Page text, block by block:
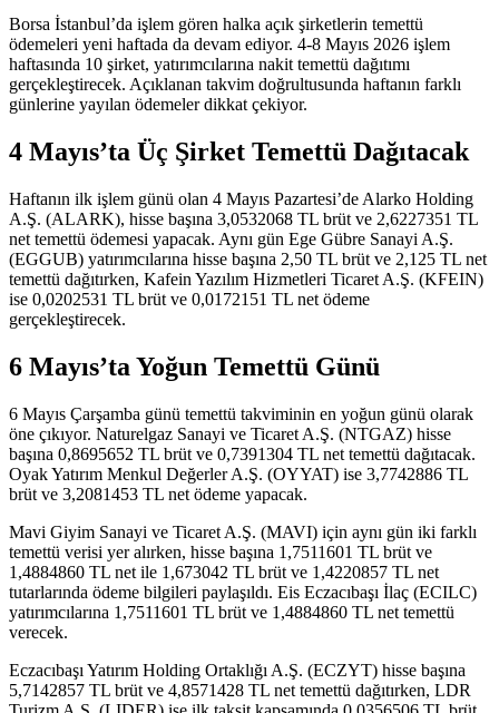
Borsa İstanbul’da işlem gören halka açık şirketlerin temettü
ödemeleri yeni haftada da devam ediyor. 4-8 Mayıs 2026 işlem
haftasında 10 şirket, yatırımcılarına nakit temettü dağıtımı
gerçekleştirecek. Açıklanan takvim doğrultusunda haftanın farklı
günlerine yayılan ödemeler dikkat çekiyor.
4 Mayıs’ta Üç Şirket Temettü Dağıtacak
Haftanın ilk işlem günü olan 4 Mayıs Pazartesi’de Alarko Holding
A.Ş. (ALARK), hisse başına 3,0532068 TL brüt ve 2,6227351 TL
net temettü ödemesi yapacak. Aynı gün Ege Gübre Sanayi A.Ş.
(EGGUB) yatırımcılarına hisse başına 2,50 TL brüt ve 2,125 TL net
temettü dağıtırken, Kafein Yazılım Hizmetleri Ticaret A.Ş. (KFEIN)
ise 0,0202531 TL brüt ve 0,0172151 TL net ödeme
gerçekleştirecek.
6 Mayıs’ta Yoğun Temettü Günü
6 Mayıs Çarşamba günü temettü takviminin en yoğun günü olarak
öne çıkıyor. Naturelgaz Sanayi ve Ticaret A.Ş. (NTGAZ) hisse
başına 0,8695652 TL brüt ve 0,7391304 TL net temettü dağıtacak.
Oyak Yatırım Menkul Değerler A.Ş. (OYYAT) ise 3,7742886 TL
brüt ve 3,2081453 TL net ödeme yapacak.
Mavi Giyim Sanayi ve Ticaret A.Ş. (MAVI) için aynı gün iki farklı
temettü verisi yer alırken, hisse başına 1,7511601 TL brüt ve
1,4884860 TL net ile 1,673042 TL brüt ve 1,4220857 TL net
tutarlarında ödeme bilgileri paylaşıldı. Eis Eczacıbaşı İlaç (ECILC)
yatırımcılarına 1,7511601 TL brüt ve 1,4884860 TL net temettü
verecek.
Eczacıbaşı Yatırım Holding Ortaklığı A.Ş. (ECZYT) hisse başına
5,7142857 TL brüt ve 4,8571428 TL net temettü dağıtırken, LDR